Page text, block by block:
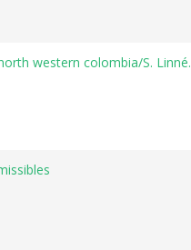
western colombia/S. Linné.